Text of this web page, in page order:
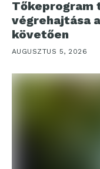
végrehajtása
követően
AUGUSZTUS 5, 2026